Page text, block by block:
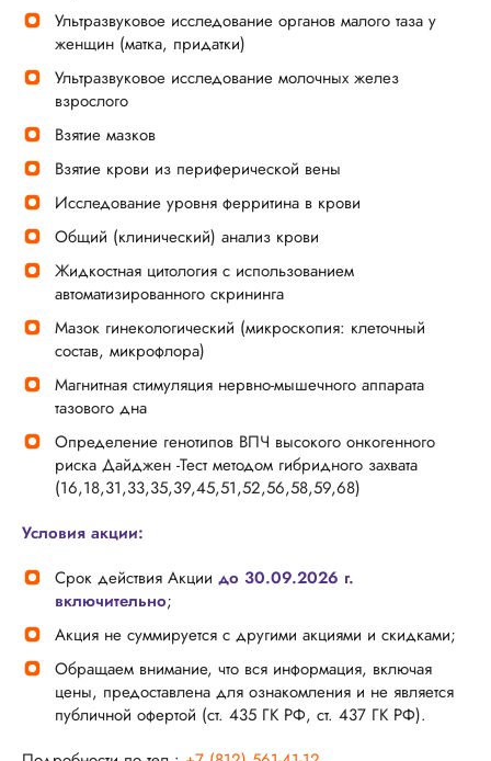
Ультразвуковое исследование органов малого таза у
женщин (матка, придатки)
Ультразвуковое исследование молочных желез
взрослого
Взятие мазков
Взятие крови из периферической вены
Исследование уровня ферритина в крови
Общий (клинический) анализ крови
Жидкостная цитология с использованием
автоматизированного скрининга
Мазок гинекологический (микроскопия: клеточный
состав, микрофлора)
Магнитная стимуляция нервно-мышечного аппарата
тазового дна
Определение генотипов ВПЧ высокого онкогенного
риска Дайджен -Тест методом гибридного захвата
(16,18,31,33,35,39,45,51,52,56,58,59,68)
Условия акции:
Срок действия Акции до 30.09.2026 г.
включительно;
Акция не суммируется с другими акциями и скидками;
Обращаем внимание, что вся информация, включая
цены, предоставлена для ознакомления и не является
публичной офертой (ст. 435 ГК РФ, ст. 437 ГК РФ).